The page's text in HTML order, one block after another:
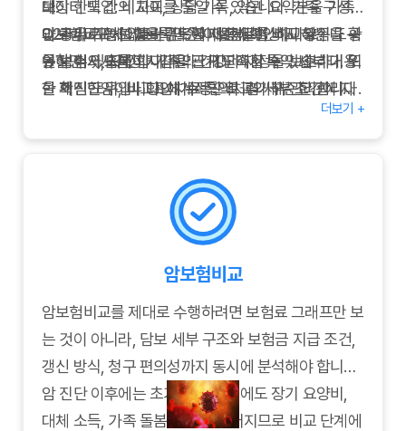
데이터 백업: 비교표, 상담 기록, 약관 요약본을 가족
과 공유 가능한 클라우드에 저장해 비상 시 누구나 확
인할 수 있도록 합니다.
다.
Q2.비교표에 없는 특약은 어떻게 확인하나요?
→ 보험사 홈페이지나 약관 PDF에서 특약 세부 내용
을 확인한 뒤, 비교표에 수동으로 추가해 관리합니다.
조회 기록이 많으면 신용도에 영향이 있나요?
→ 단순 견적 조회는 신용도에 영향을 주지 않습니다.
언더라이팅 과정에서 검토 대상이 될 수 있습니다.
가족 보험을 함께 비교할 수 있나요?
→ 일부 사이트는 패밀리 플랜 비교 기능을 제공하므
로, 연령대별 담보 구성을 한 번에 확인할 수 있습니
다.
보장 한도 간의 차이를 줄일 수 있습니다. 가족 구성원
이 추가로 암보험을 검토할 때 동일한 비교 양식을 공
유하면 의사결정 시간을 크게 단축할 수 있습니다. 또
한 재진단암이나 항암치료 특약처럼 세부 조건이 자
주 바뀌는 담보는 변경 이력을 별도로 기록해 두었다
가 갱신 시점에 재점검하면 좋습니다. 이런 준비 과정
고, 나에게 맞는 암보험 포트폴리오를 완성할 수 있습
암보험비교사이트는 단순히 보험료를 비교하는 도구
를 넘어서, 자신과 가족의 건강과 재정을 보호하기 위
한 핵심 도구입니다. 체계적인 비교와 꾸준한 관리를
통해 최적의 암보험을 선택하고, 변화하는 상황에 맞
춰 보장을 조정해 나가시기 바랍니다. 암보험비교사
더보기 +
암보험비교
암보험비교를 제대로 수행하려면 보험료 그래프만 보
는 것이 아니라, 담보 세부 구조와 보험금 지급 조건,
갱신 방식, 청구 편의성까지 동시에 분석해야 합니다.
암 진단 이후에는 초기 치료비 외에도 장기 요양비,
대체 소득, 가족 돌봄 비용이 이어지므로 비교 단계에